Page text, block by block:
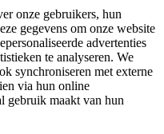
onze gebruikers, hun
gegevens om onze website
advertenties
te analyseren. We
synchroniseren met externe
via hun online
gebruik maakt van hun